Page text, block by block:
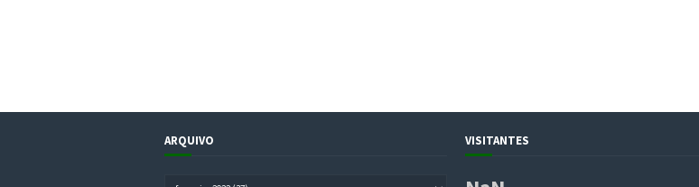
ARQUIVO VISITANTES